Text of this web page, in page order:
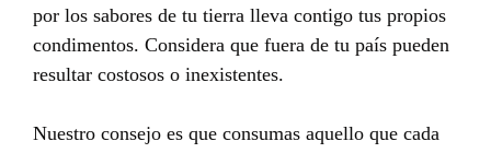
por los sabores de tu tierra lleva contigo tus propios
condimentos. Considera que fuera de tu país pueden
resultar costosos o inexistentes.
Nuestro consejo es que consumas aquello que cada